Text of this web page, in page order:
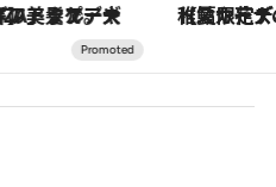
・トスカーナの郷土料理の手法で満喫！ ヴァシュロン・コンスタンタ